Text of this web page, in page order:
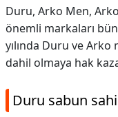
Duru, Arko Men,
önemli markaları
yılında Duru ve
dahil olmaya hak
Duru sabun